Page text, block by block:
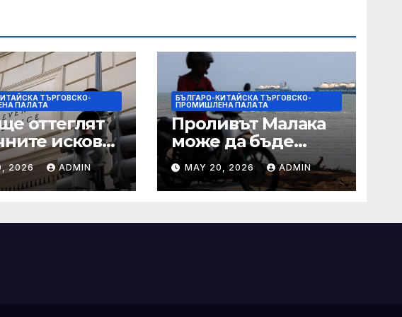
ТЪРГОВСКО-
ПАЛAТА
оттеглят
искове
Тръмп
в
за
2026 ADMIN
БЪЛГАРО-КИТАЙСКА ТЪРГОВСКО-
ПРОМИШЛЕНА ПАЛAТА
Проливът Малака
може да бъде
следващата точка,
ако Азия не
внимава
MAY 20, 2026 ADMIN